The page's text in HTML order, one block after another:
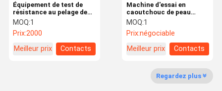
Machine d'essai en
caoutchouc de peau
d'équipement de test de
résistance à la traction
d'utilisation de Liyi
MOQ:1
Prix:négociable
Meilleur prix
Contacts
Équipement de test de
résistance au pelage de
machine d'essai à la
traction d'affichage
numérique pour le
plastique en caoutchouc
MOQ:1
Prix:2000
Meilleur prix
Contacts
Regardez plus